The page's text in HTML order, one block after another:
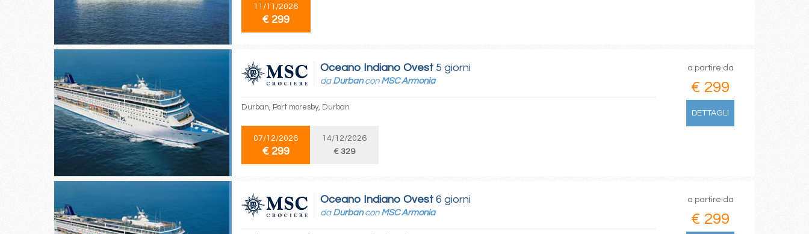
11/11/2026
€ 299
Oceano Indiano Ovest 5 giorni
da Durbancon MSC Armonia
Durban, Port moresby, Durban
07/12/2026
€ 299
14/12/2026
€ 329
a partire da
€ 299
DETTAGLI
Oceano Indiano Ovest 6 giorni
da Durbancon MSC Armonia
a partire da
€ 299